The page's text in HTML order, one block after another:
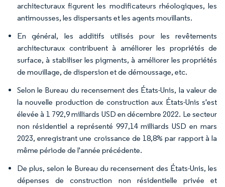
architecturaux figurent les modificateurs rhéologiques, les
antimousses, les dispersants et les agents mouillants.
En général, les additifs utilisés pour les revêtements
architecturaux contribuent à améliorer les propriétés de
surface, à stabiliser les pigments, à améliorer les propriétés
de mouillage, de dispersion et de démoussage, etc.
Selon le Bureau du recensement des États-Unis, la valeur de
la nouvelle production de construction aux États-Unis s'est
élevée à 1 792,9 milliards USD en décembre 2022. Le secteur
non résidentiel a représenté 997,14 milliards USD en mars
2023, enregistrant une croissance de 18,8% par rapport à la
même période de l'année précédente.
De plus, selon le Bureau du recensement des États-Unis, les
dépenses de construction non résidentielle privée et